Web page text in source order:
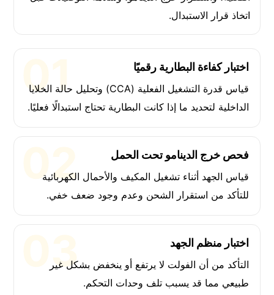
اتخاذ قرار الاستبدال.
اختبار كفاءة البطارية رقميًا
قياس قدرة التشغيل الفعلية (CCA) وتحليل حالة الخلايا
الداخلية لتحديد ما إذا كانت البطارية تحتاج استبدالًا فعليًا.
فحص خرج الدينامو تحت الحمل
قياس الجهد أثناء تشغيل المكيف والأحمال الكهربائية
للتأكد من استقرار الشحن وعدم وجود ضعف خفي.
اختبار منظم الجهد
التأكد من أن الفولت لا يرتفع أو ينخفض بشكل غير
طبيعي مما قد يسبب تلف وحدات التحكم.